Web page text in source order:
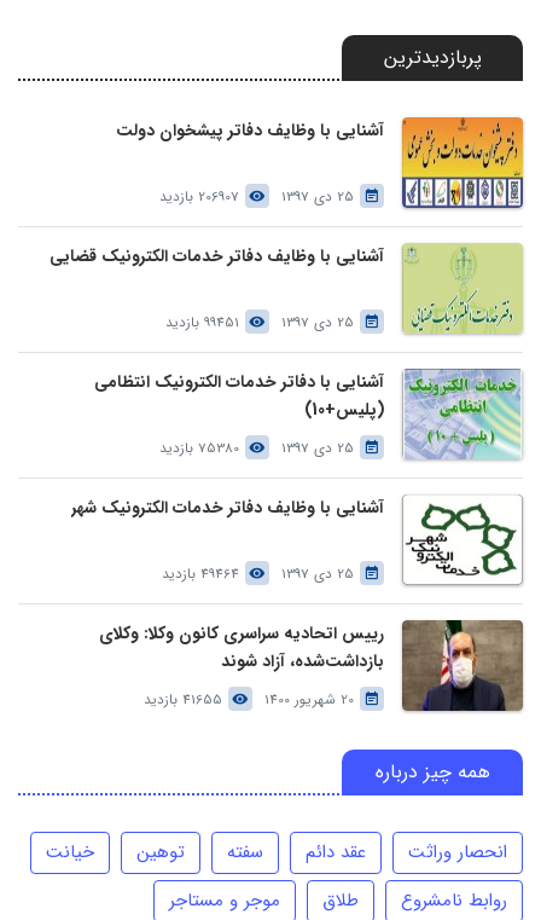
پربازدیدترین
آشنایی با وظایف دفاتر پیشخوان دولت
25 دی 1397 206907 بازدید
آشنایی با وظایف دفاتر خدمات الکترونیک قضایی
25 دی 1397 99451 بازدید
آشنایی با دفاتر خدمات الکترونیک انتظامی
(پلیس+10)
25 دی 1397 75380 بازدید
آشنایی با وظایف دفاتر خدمات الکترونیک شهر
25 دی 1397 49464 بازدید
رییس اتحادیه سراسری کانون وکلا: وکلای
بازداشت‌شده، آزاد شوند
20 شهریور 1400 41655 بازدید
همه چیز درباره
انحصار وراثت عقد دائم سفته توهین
خیانت
روابط نامشروع
طلاق
موجر و مستاجر